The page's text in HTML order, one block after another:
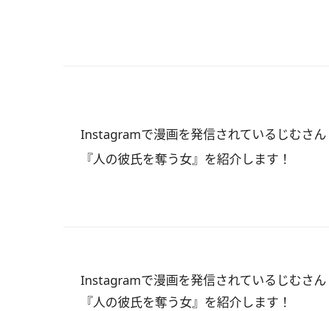
Instagramで漫画を発信されているじむさ
『人の彼氏を奪う女』を紹介します！
Instagramで漫画を発信されているじむさ
『人の彼氏を奪う女』を紹介します！